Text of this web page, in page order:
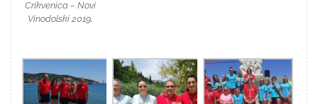
Crikvenica – Novi
Vinodolski 2019.